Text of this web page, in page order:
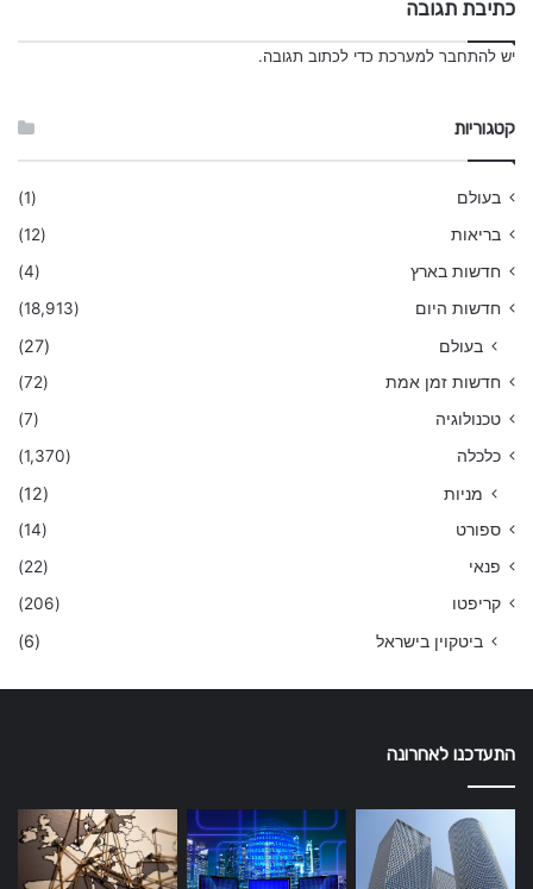
כתיבת תגובה
יש להתחבר למערכת כדי לכתוב תגובה.
קטגוריות
בעולם
(1)
בריאות
(12)
חדשות בארץ
(4)
חדשות היום
(18,913)
בעולם (27)
חדשות זמן אמת
(72)
טכנולוגיה
(7)
כלכלה
(1,370)
מניות (12)
ספורט
(14)
פנאי
(22)
קריפטו
(206)
ביטקוין בישראל (6)
התעדכנו לאחרונה